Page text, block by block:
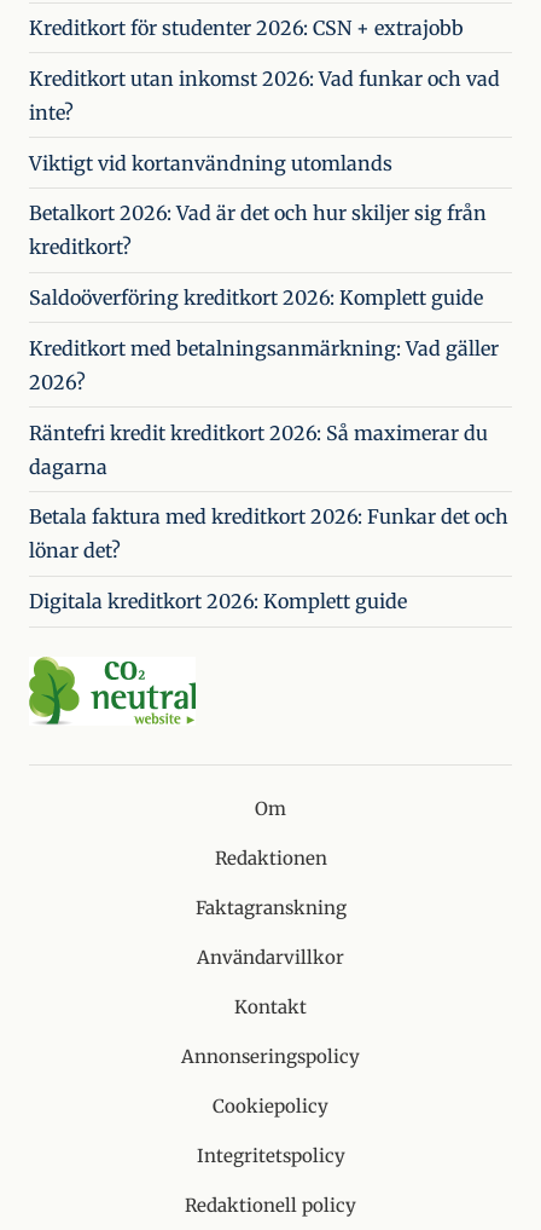
Kreditkort för studenter 2026: CSN + extrajobb
Kreditkort utan inkomst 2026: Vad funkar och vad
inte?
Viktigt vid kortanvändning utomlands
Betalkort 2026: Vad är det och hur skiljer sig från
kreditkort?
Saldoöverföring kreditkort 2026: Komplett guide
Kreditkort med betalningsanmärkning: Vad gäller
2026?
Räntefri kredit kreditkort 2026: Så maximerar du
dagarna
Betala faktura med kreditkort 2026: Funkar det och
lönar det?
Digitala kreditkort 2026: Komplett guide
Om
Redaktionen
Faktagranskning
Användarvillkor
Kontakt
Annonseringspolicy
Cookiepolicy
Integritetspolicy
Redaktionell policy